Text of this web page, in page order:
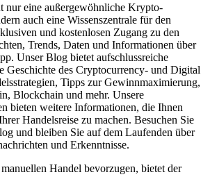
nur eine außergewöhnliche Krypto-
auch eine Wissenszentrale für den
und kostenlosen Zugang zu den
Trends, Daten und Informationen über
Unser Blog bietet aufschlussreiche
Geschichte des Cryptocurrency- und Digital
Tipps zur Gewinnmaximierung,
Blockchain und mehr. Unsere
bieten weitere Informationen, die Ihnen
Handelsreise zu machen. Besuchen Sie
und bleiben Sie auf dem Laufenden über
und Erkenntnisse.
Handel bevorzugen, bietet der